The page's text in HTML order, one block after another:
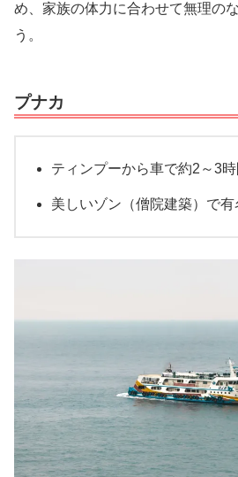
め、家族の体力に合わせて無理の
う。
プナカ
ティンプーから車で約2～3時
美しいゾン（僧院建築）で有